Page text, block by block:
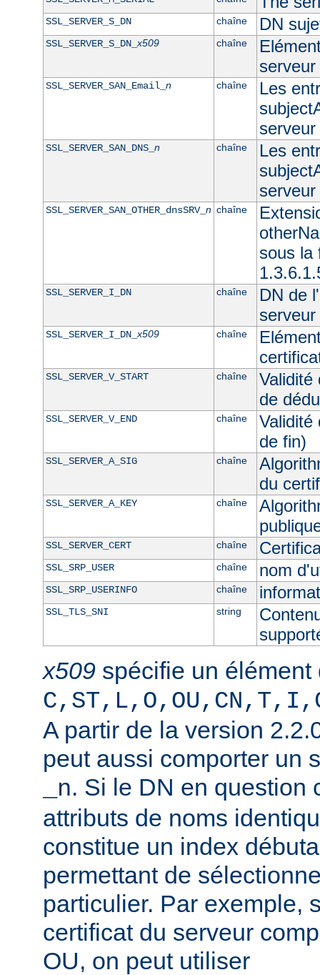
SSL_SERVER_S_DN chaîne DN
SSL_SERVER_S_DN_x509 chaîne
serveur
SSL_SERVER_SAN_Email_ n chaîne
Les
SSL_SERVER_SAN_DNS_ n chaîne
Les
SSL_SERVER_SAN_OTHER_dnsSRV_ n chaîne
sous la
SSL_SERVER_I_DN chaîne
DN de
serveur
SSL_SERVER_I_DN_x509 chaîne
SSL_SERVER_V_START chaîne
Validité
de
SSL_SERVER_V_END chaîne
Validité
de fin)
SSL_SERVER_A_SIG chaîne
du
SSL_SERVER_A_KEY chaîne
SSL_SERVER_CERT chaîne
SSL_SRP_USER chaîne nom
SSL_SRP_USERINFO chaîne
SSL_TLS_SNI string
x509 spécifie un
A partir de la version
peut aussi comporter un
_n. Si le DN en question
attributs de noms
constitue un index
permettant de
particulier. Par exemple,
certificat du serveur
OU, on peut utiliser